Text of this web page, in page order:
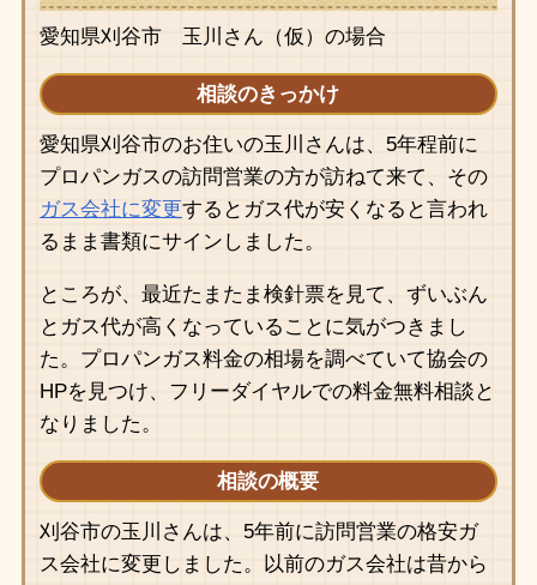
愛知県刈谷市 玉川さん（仮）の場合
相談のきっかけ
愛知県刈谷市のお住いの玉川さんは、5年程前に
プロパンガスの訪問営業の方が訪ねて来て、その
ガス会社に変更するとガス代が安くなると言われ
るまま書類にサインしました。
ところが、最近たまたま検針票を見て、ずいぶん
とガス代が高くなっていることに気がつきまし
た。プロパンガス料金の相場を調べていて協会の
HPを見つけ、フリーダイヤルでの料金無料相談と
なりました。
相談の概要
刈谷市の玉川さんは、5年前に訪問営業の格安ガ
ス会社に変更しました。以前のガス会社は昔から